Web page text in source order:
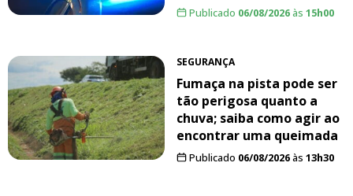
Publicado 06/08/2026às 15h00
SEGURANÇA
Fumaça na pista pode ser
tão perigosa quanto a
chuva; saiba como agir ao
encontrar uma queimada
Publicado 06/08/2026às 13h30